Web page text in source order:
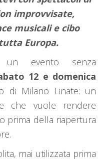
improvvisate,
musicali e cibo
Europa.
evento senza
12 e domenica
di Milano Linate: un
che vuole rendere
prima della riapertura
mai utilizzata prima